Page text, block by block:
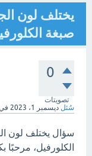
يختلف لون
صبغة
0
تصويتات
سُئل ديسمبر 1، 2023
سؤال يختلف لون
الكلورفيل، مرحبًا